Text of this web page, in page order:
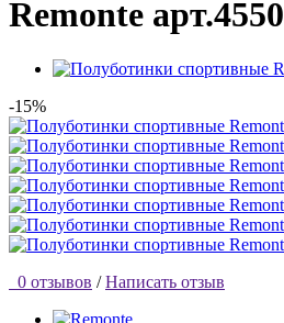
Remonte арт.4550
-15%
0 отзывов / Написать отзыв